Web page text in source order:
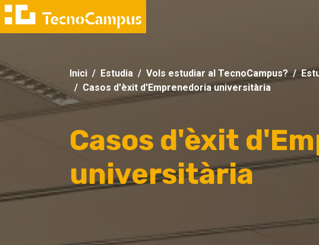
Inici Estudia Vols estudiar al TecnoCampus?
Casos d'èxit d'Emprenedoria universitària
Casos d'èxit
universitària